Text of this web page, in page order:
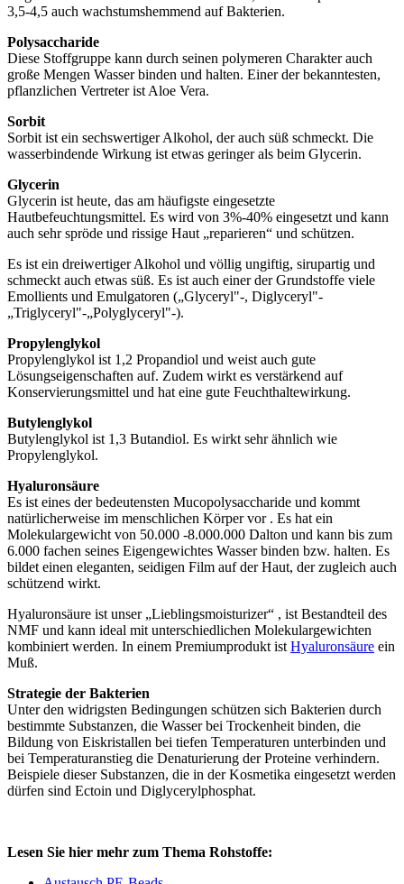
3,5-4,5 auch wachstumshemmend auf Bakterien.
Polysaccharide
Diese Stoffgruppe kann durch seinen polymeren Charakter auch
große Mengen Wasser binden und halten. Einer der bekanntesten,
pflanzlichen Vertreter ist Aloe Vera.
Sorbit
Sorbit ist ein sechswertiger Alkohol, der auch süß schmeckt. Die
wasserbindende Wirkung ist etwas geringer als beim Glycerin.
Glycerin
Glycerin ist heute, das am häufigste eingesetzte
Hautbefeuchtungsmittel. Es wird von 3%-40% eingesetzt und kann
auch sehr spröde und rissige Haut „reparieren“ und schützen.
Es ist ein dreiwertiger Alkohol und völlig ungiftig, sirupartig und
schmeckt auch etwas süß. Es ist auch einer der Grundstoffe viele
Emollients und Emulgatoren („Glyceryl"-, Diglyceryl"-
„Triglyceryl"-„Polyglyceryl"-).
Propylenglykol
Propylenglykol ist 1,2 Propandiol und weist auch gute
Lösungseigenschaften auf. Zudem wirkt es verstärkend auf
Konservierungsmittel und hat eine gute Feuchthaltewirkung.
Butylenglykol
Butylenglykol ist 1,3 Butandiol. Es wirkt sehr ähnlich wie
Propylenglykol.
Hyaluronsäure
Es ist eines der bedeutensten Mucopolysaccharide und kommt
natürlicherweise im menschlichen Körper vor . Es hat ein
Molekulargewicht von 50.000 -8.000.000 Dalton und kann bis zum
6.000 fachen seines Eigengewichtes Wasser binden bzw. halten. Es
bildet einen eleganten, seidigen Film auf der Haut, der zugleich auch
schützend wirkt.
Hyaluronsäure ist unser „Lieblingsmoisturizer“ , ist Bestandteil des
NMF und kann ideal mit unterschiedlichen Molekulargewichten
kombiniert werden. In einem Premiumprodukt ist Hyaluronsäure ein
Muß.
Strategie der Bakterien
Unter den widrigsten Bedingungen schützen sich Bakterien durch
bestimmte Substanzen, die Wasser bei Trockenheit binden, die
Bildung von Eiskristallen bei tiefen Temperaturen unterbinden und
bei Temperaturanstieg die Denaturierung der Proteine verhindern.
Beispiele dieser Substanzen, die in der Kosmetika eingesetzt werden
dürfen sind Ectoin und Diglycerylphosphat.
Lesen Sie hier mehr zum Thema Rohstoffe: